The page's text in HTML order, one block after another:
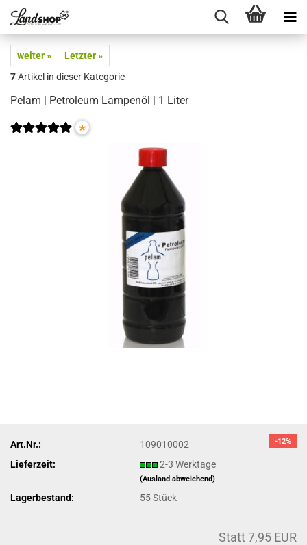
weiter »
Letzter »
7Artikel in dieser Kategorie
Pelam | Petroleum Lampenöl | 1 Liter
*
-12%
Art.Nr.:
109010002
Lieferzeit:
2-3 Werktage
(Ausland abweichend)
Lagerbestand: 55Stück
Statt 7,95 EUR